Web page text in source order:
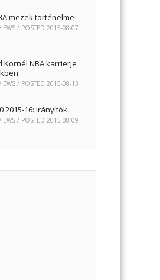
mezek történelme
/ POSTED2015-08-07
Kornél NBA karrierje
/ POSTED2015-08-13
2015-16: Irányítók
/ POSTED 2015-08-09